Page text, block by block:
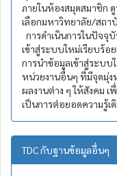
ภายในห้องสมุดสมาชิก
เลือกมหาวิทยาลัย/สถา
การดำเนินการในปัจจุ
เข้าสู่ระบบใหม่เรียบร้อ
การนำข้อมูลเข้าสู่ระบ
หน่วยงานอื่นๆ ที่มีจุดมุ่ง
ผลงานต่าง ๆ ให้สังคม
เป็นการต่อยอดความรู้
TDC กับฐานข้อมูลอื่นๆ